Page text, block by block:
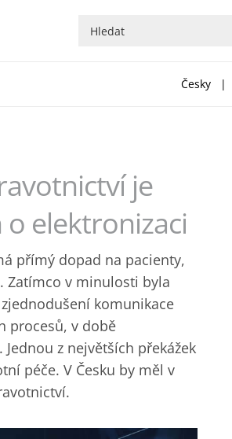
Česky |
je
o elektronizaci
přímý dopad na pacienty,
Zatímco v minulosti byla
komunikace
procesů, v době
z největších překážek
péče. V Česku by měl v